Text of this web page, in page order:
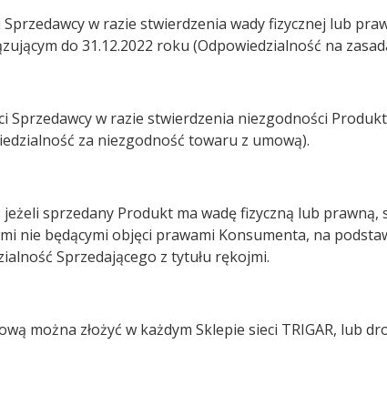
w razie stwierdzenia wady fizycznej lub
do 31.12.2022 roku (Odpowiedzialność na
w razie stwierdzenia niezgodności
za niezgodność towaru z umową).
sprzedany Produkt ma wadę fizyczną lub
będącymi objęci prawami Konsumenta, na
Sprzedającego z tytułu rękojmi.
można złożyć w każdym Sklepie sieci TRIGAR, lub